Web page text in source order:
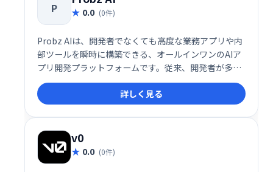
P 0.0 (0件)
Probz AIは、開発者でなくても高度な業務アプリや内
部ツールを瞬時に構築できる、オールインワンのAIア
プリ開発プラットフォームです。従来、開発者が多く
の時間を費やしていたERPやCRM、顧客ポータル、業
務プロセス自動化ツールといったカスタム業務アプリ
ケーションの構築を、プロンプト入力だけで完結させ
る革新的な仕組みを提供しています。
詳しく見る
v0
0.0 (0件)